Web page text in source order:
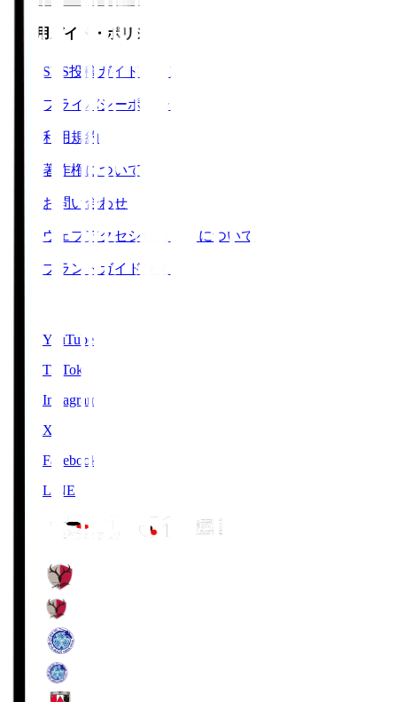
ご利用ガイド・ポリシー
SNS投稿ガイドライン
プライバシーポリシー
利用規約
著作権について
お問い合わせ
ウェブアクセシビリティについて
ブランドガイドライン
YouTube
TikTok
Instagram
X
Facebook
LINE